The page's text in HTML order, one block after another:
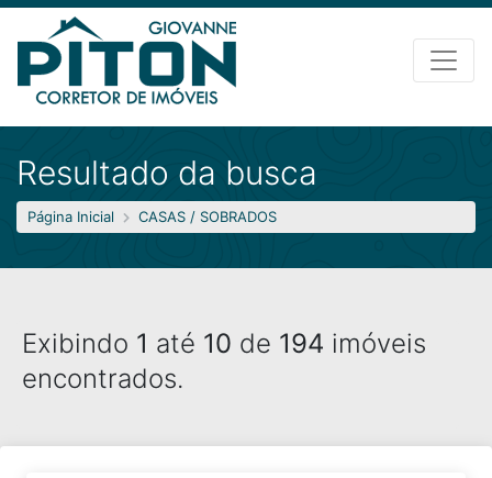
Resultado da busca
Página Inicial CASAS / SOBRADOS
Exibindo 1 até 10 de 194 imóveis
encontrados.